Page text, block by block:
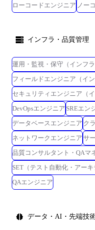
ローコードエンジニア ノー
インフラ・品質管理
運用・監視・保守（インフラ
フィールドエンジニア（イン
セキュリティエンジニア（イ
DevOpsエンジニア SREエン
データベースエンジニア ク
ネットワークエンジニア サ
品質コンサルタント・QAマ
SET（テスト自動化・アーキ
QAエンジニア
データ・AI・先端技